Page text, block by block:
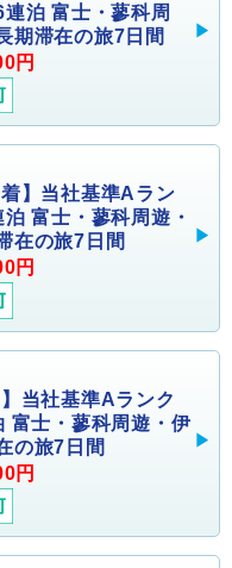
泊 富士・蓼科周
期滞在の旅7日間
円
着】当社基準Aラン
富士・蓼科周遊・
在の旅7日間
円
当社基準Aランク
富士・蓼科周遊・伊
の旅7日間
円